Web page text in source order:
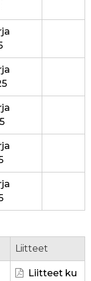
Liitteet
Liitteet ku